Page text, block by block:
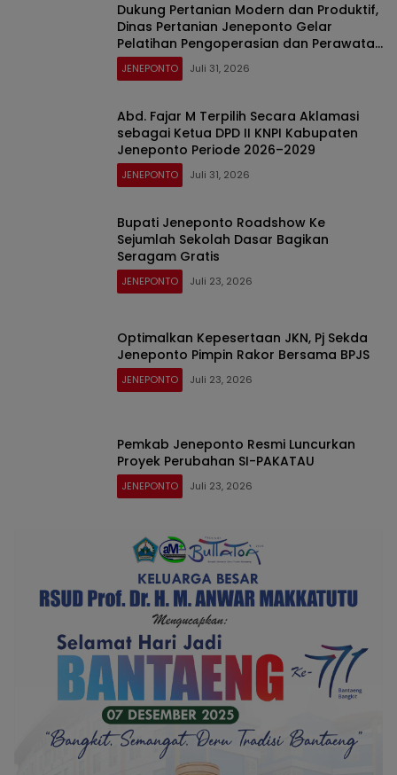
Dukung Pertanian Modern dan Produktif,
Dinas Pertanian Jeneponto Gelar
Pelatihan Pengoperasian dan Perawatan
Alsintan TR4 ARBOS di Bulujaya
JENEPONTO Juli 31, 2026
Abd. Fajar M Terpilih Secara Aklamasi
sebagai Ketua DPD II KNPI Kabupaten
Jeneponto Periode 2026–2029
JENEPONTO Juli 31, 2026
Bupati Jeneponto Roadshow Ke
Sejumlah Sekolah Dasar Bagikan
Seragam Gratis
JENEPONTO Juli 23, 2026
Optimalkan Kepesertaan JKN, Pj Sekda
Jeneponto Pimpin Rakor Bersama BPJS
JENEPONTO Juli 23, 2026
Pemkab Jeneponto Resmi Luncurkan
Proyek Perubahan SI-PAKATAU
JENEPONTO Juli 23, 2026